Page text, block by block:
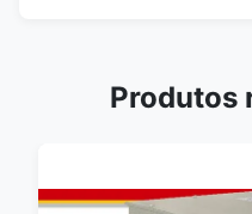
Produtos